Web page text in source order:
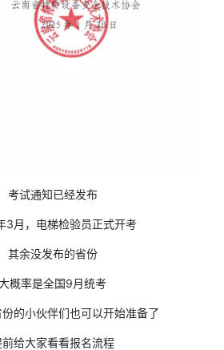
考试通知已经发布
3月，电梯检验员正式开考
其余没发布的省份
概率是全国9月统考
的小伙伴们也可以开始准备了
前给大家看看报名流程